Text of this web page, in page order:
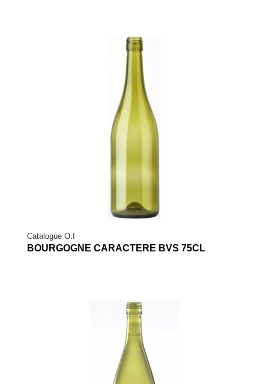
Catalogue O.I
BOURGOGNE CARACTERE BVS 75CL